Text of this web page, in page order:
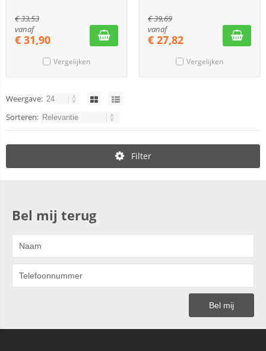
€33,53
vanaf
€ 31,90
Vergelijken
€39,69
vanaf
€ 27,82
Vergelijken
Weergave:
Sorteren:
Filter
Bel mij terug